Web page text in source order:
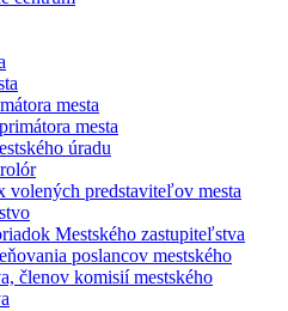
mesta
mesta
úradu
volených predstaviteľov mesta
Mestského zastupiteľstva
poslancov mestského
členov komisií mestského